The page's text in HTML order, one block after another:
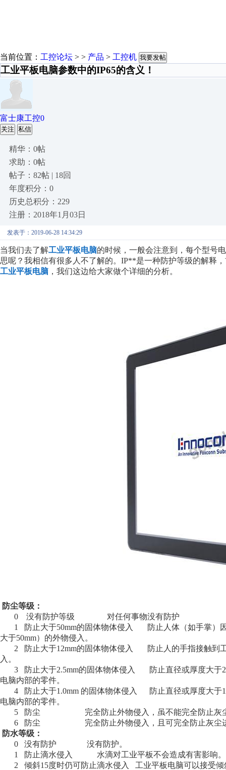
当前位置： 工控论坛 > > 产品 > 工控机 我要发帖
工业平板电脑参数中的IP65的含义！
富士康工控0
关注 私信
精华：0帖
求助：0帖
帖子：82帖 | 18回
年度积分：0
历史总积分：229
注册：2018年1月03日
发表于：2019-06-28 14:34:29
当我们去了解工业平板电脑的时候，一般会注意到，每个型号
思呢？我相信有很多人不了解的。IP**是一种防护等级的解释
工业平板电脑 ，我们这边给大家做个详细的分析。
防尘等级：
0 没有防护等级 对任何事物没有防护
1 防止大于50mm的固体物体侵入 防止人体（如手掌）因
大于50mm）的外物侵入。
2 防止大于12mm的固体物体侵入 防止人的手指接触到工
入。
3 防止大于2.5mm的固体物体侵入 防止直径或厚度大于
电脑内部的零件。
4 防止大于1.0mm 的固体物体侵入 防止直径或厚度大于
电脑内部的零件。
5 防尘 完全防止外物侵入，虽不能完全防止灰尘进
6 防尘 完全防止外物侵入，且可完全防止灰尘
防水等级：
0 没有防护 没有防护。
1 防止滴水侵入 水滴对工业平板不会造成有害影响。
2 倾斜15度时仍可防止滴水侵入 工业平板电脑可以接受倾